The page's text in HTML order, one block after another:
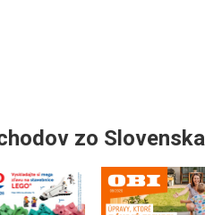
zo Slovenska